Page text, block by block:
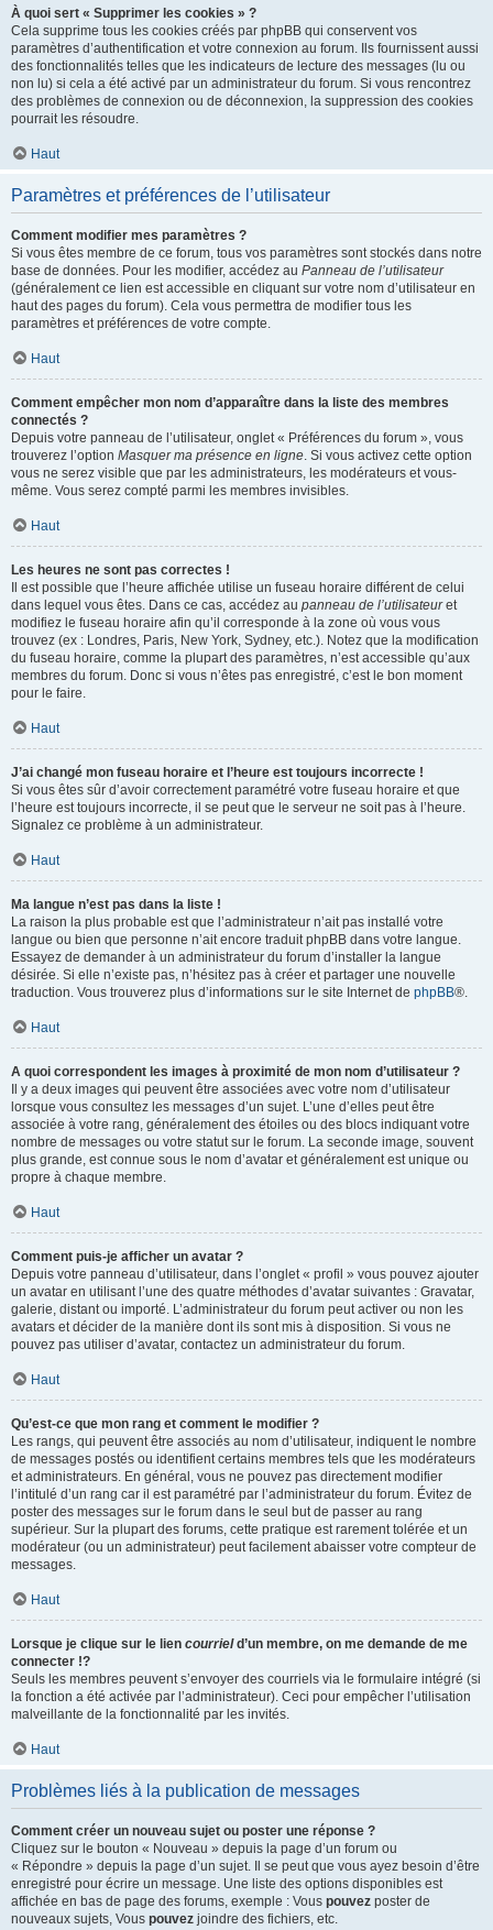
À quoi sert « Supprimer les cookies » ?
Cela supprime tous les cookies créés par phpBB qui conservent vos
paramètres d’authentification et votre connexion au forum. Ils fournissent aussi
des fonctionnalités telles que les indicateurs de lecture des messages (lu ou
non lu) si cela a été activé par un administrateur du forum. Si vous rencontrez
des problèmes de connexion ou de déconnexion, la suppression des cookies
pourrait les résoudre.
Haut
Paramètres et préférences de l’utilisateur
Comment modifier mes paramètres ?
Si vous êtes membre de ce forum, tous vos paramètres sont stockés dans notre
base de données. Pour les modifier, accédez au Panneau de l’utilisateur
(généralement ce lien est accessible en cliquant sur votre nom d’utilisateur en
haut des pages du forum). Cela vous permettra de modifier tous les
paramètres et préférences de votre compte.
Haut
Comment empêcher mon nom d’apparaître dans la liste des membres
connectés ?
Depuis votre panneau de l’utilisateur, onglet « Préférences du forum », vous
trouverez l’option Masquer ma présence en ligne. Si vous activez cette option
vous ne serez visible que par les administrateurs, les modérateurs et vous-
même. Vous serez compté parmi les membres invisibles.
Haut
Les heures ne sont pas correctes !
Il est possible que l’heure affichée utilise un fuseau horaire différent de celui
dans lequel vous êtes. Dans ce cas, accédez au panneau de l’utilisateuret
modifiez le fuseau horaire afin qu’il corresponde à la zone où vous vous
trouvez (ex : Londres, Paris, New York, Sydney, etc.). Notez que la modification
du fuseau horaire, comme la plupart des paramètres, n’est accessible qu’aux
membres du forum. Donc si vous n’êtes pas enregistré, c’est le bon moment
pour le faire.
Haut
J’ai changé mon fuseau horaire et l’heure est toujours incorrecte !
Si vous êtes sûr d’avoir correctement paramétré votre fuseau horaire et que
l’heure est toujours incorrecte, il se peut que le serveur ne soit pas à l’heure.
Signalez ce problème à un administrateur.
Haut
Ma langue n’est pas dans la liste !
La raison la plus probable est que l’administrateur n’ait pas installé votre
langue ou bien que personne n’ait encore traduit phpBB dans votre langue.
Essayez de demander à un administrateur du forum d’installer la langue
désirée. Si elle n’existe pas, n’hésitez pas à créer et partager une nouvelle
traduction. Vous trouverez plus d’informations sur le site Internet de phpBB®.
Haut
A quoi correspondent les images à proximité de mon nom d’utilisateur ?
Il y a deux images qui peuvent être associées avec votre nom d’utilisateur
lorsque vous consultez les messages d’un sujet. L’une d’elles peut être
associée à votre rang, généralement des étoiles ou des blocs indiquant votre
nombre de messages ou votre statut sur le forum. La seconde image, souvent
plus grande, est connue sous le nom d’avatar et généralement est unique ou
propre à chaque membre.
Haut
Comment puis-je afficher un avatar ?
Depuis votre panneau d’utilisateur, dans l’onglet « profil » vous pouvez ajouter
un avatar en utilisant l’une des quatre méthodes d’avatar suivantes : Gravatar,
galerie, distant ou importé. L’administrateur du forum peut activer ou non les
avatars et décider de la manière dont ils sont mis à disposition. Si vous ne
pouvez pas utiliser d’avatar, contactez un administrateur du forum.
Haut
Qu’est-ce que mon rang et comment le modifier ?
Les rangs, qui peuvent être associés au nom d’utilisateur, indiquent le nombre
de messages postés ou identifient certains membres tels que les modérateurs
et administrateurs. En général, vous ne pouvez pas directement modifier
l’intitulé d’un rang car il est paramétré par l’administrateur du forum. Évitez de
poster des messages sur le forum dans le seul but de passer au rang
supérieur. Sur la plupart des forums, cette pratique est rarement tolérée et un
modérateur (ou un administrateur) peut facilement abaisser votre compteur de
messages.
Haut
Lorsque je clique sur le lien courrield’un membre, on me demande de me
connecter !?
Seuls les membres peuvent s’envoyer des courriels via le formulaire intégré (si
la fonction a été activée par l’administrateur). Ceci pour empêcher l’utilisation
malveillante de la fonctionnalité par les invités.
Haut
Problèmes liés à la publication de messages
Comment créer un nouveau sujet ou poster une réponse ?
Cliquez sur le bouton « Nouveau » depuis la page d’un forum ou
« Répondre » depuis la page d’un sujet. Il se peut que vous ayez besoin d’être
enregistré pour écrire un message. Une liste des options disponibles est
affichée en bas de page des forums, exemple : Vous pouvez poster de
nouveaux sujets, Vous pouvez joindre des fichiers, etc.